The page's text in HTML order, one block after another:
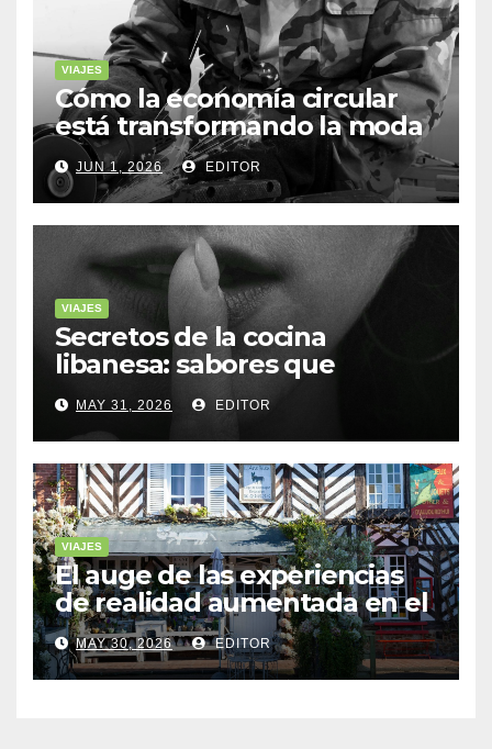
VIAJES
Cómo la economía circular
está transformando la moda
sostenible
JUN 1, 2026 EDITOR
VIAJES
Secretos de la cocina
libanesa: sabores que
cuentan historias
MAY 31, 2026 EDITOR
VIAJES
El auge de las experiencias
de realidad aumentada en el
turismo
MAY 30, 2026 EDITOR